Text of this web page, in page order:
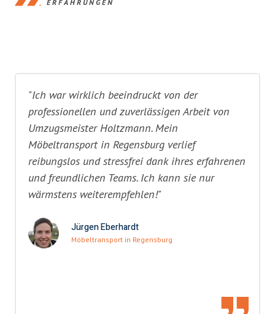
ERFAHRUNGEN
"Ich war wirklich beeindruckt von der
professionellen und zuverlässigen Arbeit von
Umzugsmeister Holtzmann. Mein
Möbeltransport in Regensburg verlief
reibungslos und stressfrei dank ihres erfahrenen
und freundlichen Teams. Ich kann sie nur
wärmstens weiterempfehlen!"
Jürgen Eberhardt
Möbeltransport in Regensburg